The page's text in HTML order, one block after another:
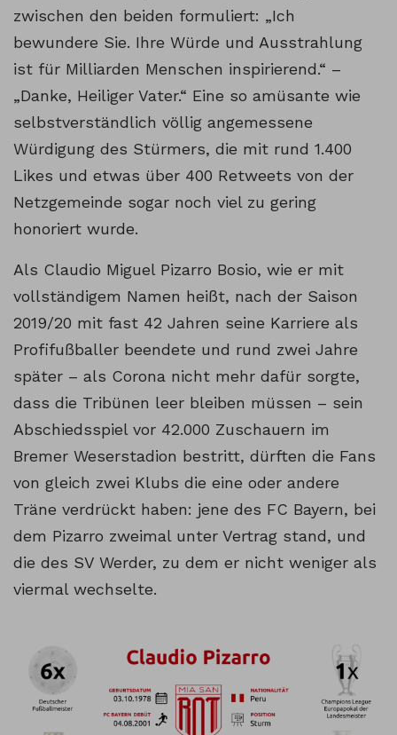
zwischen den beiden formuliert: „Ich
bewundere Sie. Ihre Würde und Ausstrahlung
ist für Milliarden Menschen inspirierend.“ –
„Danke, Heiliger Vater.“ Eine so amüsante wie
selbstverständlich völlig angemessene
Würdigung des Stürmers, die mit rund 1.400
Likes und etwas über 400 Retweets von der
Netzgemeinde sogar noch viel zu gering
honoriert wurde.
Als Claudio Miguel Pizarro Bosio, wie er mit
vollständigem Namen heißt, nach der Saison
2019/20 mit fast 42 Jahren seine Karriere als
Profifußballer beendete und rund zwei Jahre
später – als Corona nicht mehr dafür sorgte,
dass die Tribünen leer bleiben müssen – sein
Abschiedsspiel vor 42.000 Zuschauern im
Bremer Weserstadion bestritt, dürften die Fans
von gleich zwei Klubs die eine oder andere
Träne verdrückt haben: jene des FC Bayern, bei
dem Pizarro zweimal unter Vertrag stand, und
die des SV Werder, zu dem er nicht weniger als
viermal wechselte.